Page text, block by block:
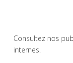
Consultez nos
internes.